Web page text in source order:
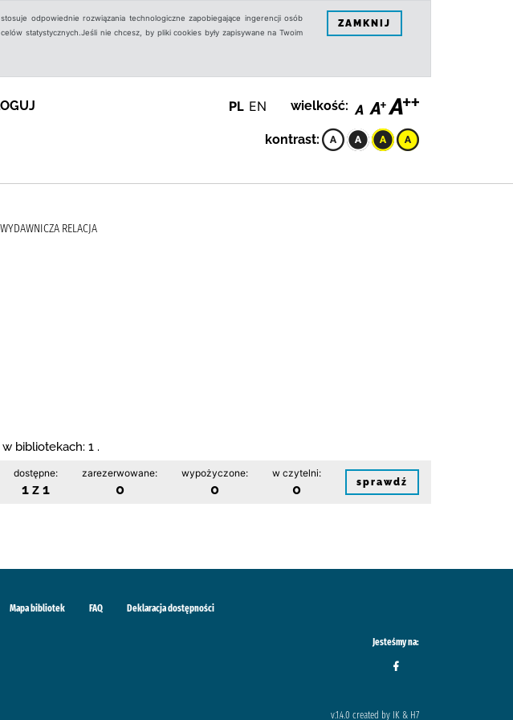
odpowiednie rozwiązania technologiczne zapobiegające ingerencji osób
statystycznych.Jeśli nie chcesz, by pliki cookies były zapisywane na Twoim
ZAMKNIJ
PL EN wielkość:
kontrast:
RELACJA
bibliotekach: 1 .
dostępne:
1 z 1
zarezerwowane:
0
wypożyczone:
0
w czytelni:
0 sprawdź
Mapa bibliotek FAQ Deklaracja dostępności
Jesteśmy na:
v.1.4.0 created by IK & H7